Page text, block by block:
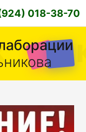
018-38-70